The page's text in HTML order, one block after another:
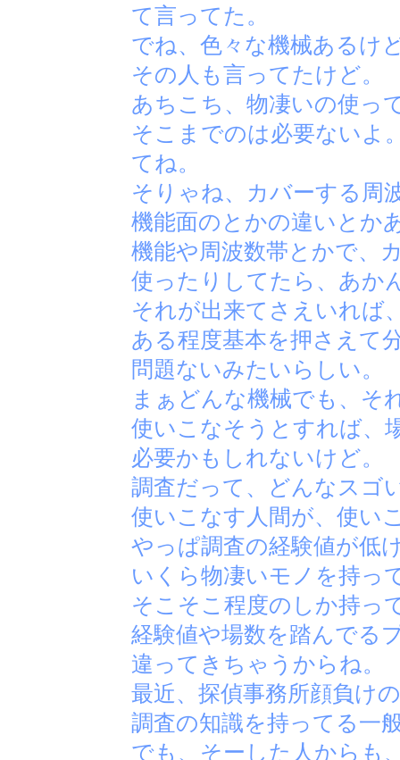
て言ってた。
でね、色々な機械あるけ
その人も言ってたけど。
あちこち、物凄いの使っ
そこまでのは必要ないよ
てね。
そりゃね、カバーする周
機能面のとかの違いとか
機能や周波数帯とかで、
使ったりしてたら、あか
それが出来てさえいれば
ある程度基本を押さえて
問題ないみたいらしい。
まぁどんな機械でも、そ
使いこなそうとすれば、
必要かもしれないけど。
調査だって、どんなスゴ
使いこなす人間が、使い
やっぱ調査の経験値が低
いくら物凄いモノを持っ
そこそこ程度のしか持っ
経験値や場数を踏んでる
違ってきちゃうからね。
最近、探偵事務所顔負け
調査の知識を持ってる一
でも、そーした人からも